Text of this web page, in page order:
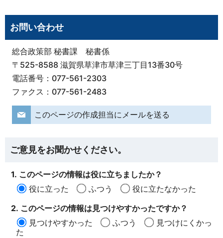
お問い合わせ
総合政策部 秘書課 秘書係
〒525-8588 滋賀県草津市草津三丁目13番30号
電話番号：077-561-2303
ファクス：077-561-2483
このページの作成担当にメールを送る
ご意見をお聞かせください。
1. このページの情報は役に立ちましたか？
役に立った
ふつう
役に立たなかった
2. このページの情報は見つけやすかったですか？
見つけやすかった
ふつう
見つけにくかっ
た